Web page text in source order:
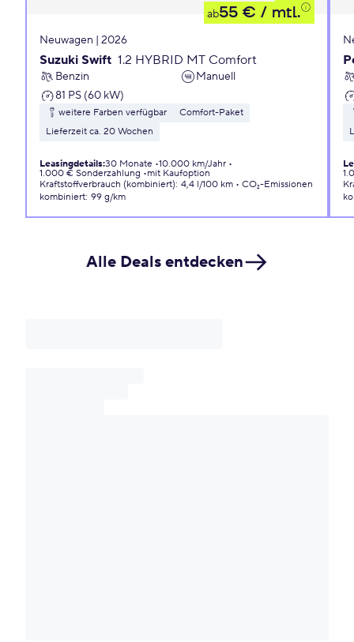
ab55 € / mtl.
Neuwagen | 2026
Suzuki Swift 1.2 HYBRID MT Comfort
Benzin
Manuell
81 PS (60 kW)
weitere Farben verfügbar
Comfort-Paket
Lieferzeit ca. 20 Wochen
Leasingdetails:30 Monate 10.000 km/Jahr
1.000 € Sonderzahlung
mit Kaufoption
Kraftstoffverbrauch (kombiniert): 4,4 l/100 km
CO₂-Emissionen
kombiniert: 99 g/km
Alle Deals entdecken